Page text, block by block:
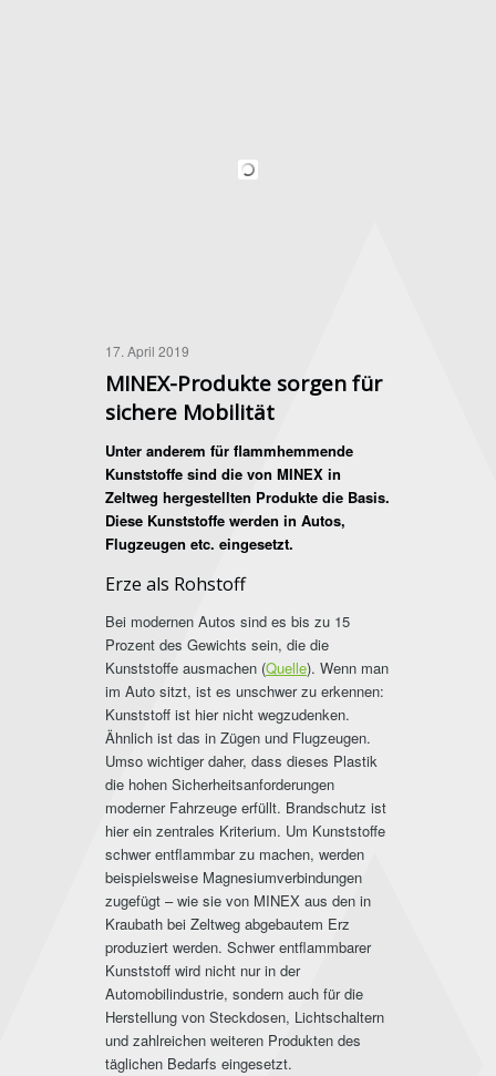
17. April 2019
MINEX-Produkte sorgen für
sichere Mobilität
Unter anderem für flammhemmende
Kunststoffe sind die von MINEX in
Zeltweg hergestellten Produkte die Basis.
Diese Kunststoffe werden in Autos,
Flugzeugen etc. eingesetzt.
Erze als Rohstoff
Bei modernen Autos sind es bis zu 15
Prozent des Gewichts sein, die die
Kunststoffe ausmachen (Quelle). Wenn man
im Auto sitzt, ist es unschwer zu erkennen:
Kunststoff ist hier nicht wegzudenken.
Ähnlich ist das in Zügen und Flugzeugen.
Umso wichtiger daher, dass dieses Plastik
die hohen Sicherheitsanforderungen
moderner Fahrzeuge erfüllt. Brandschutz ist
hier ein zentrales Kriterium. Um Kunststoffe
schwer entflammbar zu machen, werden
beispielsweise Magnesiumverbindungen
zugefügt – wie sie von MINEX aus den in
Kraubath bei Zeltweg abgebautem Erz
produziert werden. Schwer entflammbarer
Kunststoff wird nicht nur in der
Automobilindustrie, sondern auch für die
Herstellung von Steckdosen, Lichtschaltern
und zahlreichen weiteren Produkten des
täglichen Bedarfs eingesetzt.